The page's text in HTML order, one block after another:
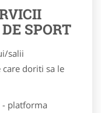
SPORT
salii
doriti sa le
platforma